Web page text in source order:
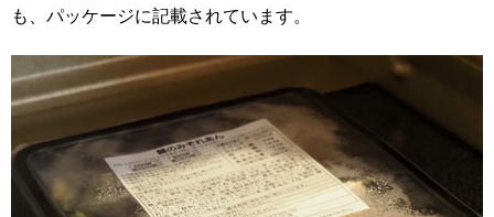
も、パッケージに記載されています。